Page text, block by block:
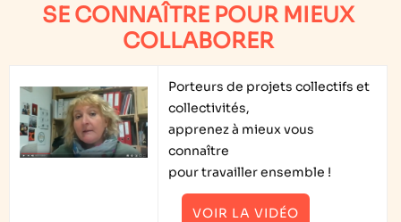
SE CONNAÎTRE POUR MIEUX
COLLABORER
Porteurs de projets collectifs et
collectivités,
apprenez à mieux vous
connaître
pour travailler ensemble !
VOIR LA VIDÉO